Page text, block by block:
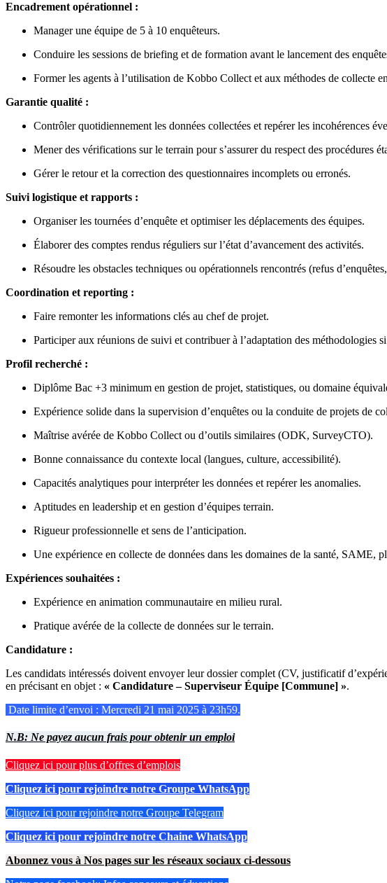
Encadrement opérationnel :
Manager une équipe de 5 à 10 enquêteurs.
Conduire les sessions de briefing et de formation avant le lancement des
Former les agents à l’utilisation de Kobbo Collect et aux méthodes de collecte
Garantie qualité :
Contrôler quotidiennement les données collectées et repérer les incohérences
Mener des vérifications sur le terrain pour s’assurer du respect des procédures
Gérer le retour et la correction des questionnaires incomplets ou erronés.
Suivi logistique et rapports :
Organiser les tournées d’enquête et optimiser les déplacements des équipes.
Élaborer des comptes rendus réguliers sur l’état d’avancement des activités.
Résoudre les obstacles techniques ou opérationnels rencontrés (refus
Coordination et reporting :
Faire remonter les informations clés au chef de projet.
Participer aux réunions de suivi et contribuer à l’adaptation des méthodologies si
Profil recherché :
Diplôme Bac +3 minimum en gestion de projet, statistiques, ou domaine
Expérience solide dans la supervision d’enquêtes ou la conduite de projets de
Maîtrise avérée de Kobbo Collect ou d’outils similaires (ODK, SurveyCTO).
Bonne connaissance du contexte local (langues, culture, accessibilité).
Capacités analytiques pour interpréter les données et repérer les anomalies.
Aptitudes en leadership et en gestion d’équipes terrain.
Rigueur professionnelle et sens de l’anticipation.
Une expérience en collecte de données dans les domaines de la santé, SAME,
Expériences souhaitées :
Expérience en animation communautaire en milieu rural.
Pratique avérée de la collecte de données sur le terrain.
Candidature :
Les candidats intéressés doivent envoyer leur dossier complet (CV, justificatif
en précisant en objet : « Candidature – Superviseur Équipe [Commune] ».
Date limite d’envoi : Mercredi 21 mai 2025 à 23h59.
N.B: Ne payez aucun frais pour obtenir un emploi
Cliquez ici pour plus d’offres d’emplois
Cliquez ici pour rejoindre notre Groupe WhatsApp
Cliquez ici pour rejoindre notre Groupe Telegram
Cliquez ici pour rejoindre notre Chaine WhatsApp
Abonnez vous à Nos pages sur les réseaux sociaux ci-dessous